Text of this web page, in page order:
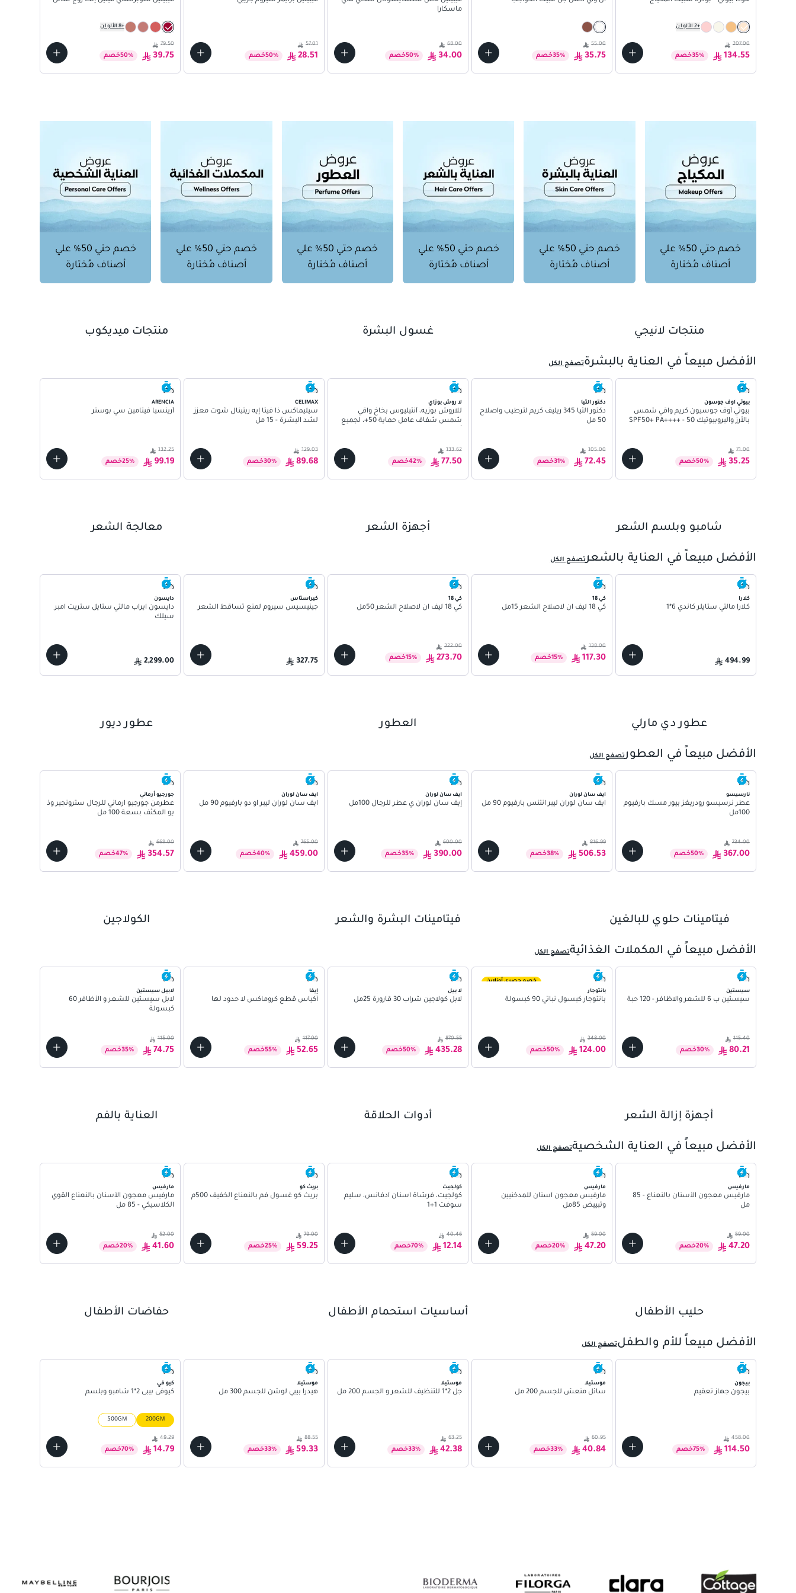
+
2 الألوان
207.00
134.55
35% خصم
55.00
35.75
35% خصم
ماسكارا
68.00
34.00
50% خصم
57.01
28.51
50% خصم
+
8 الألوان
79.50
39.75
50% خصم
خصم حتي 50% علي
أصناف مُختارة
خصم حتي 50% علي
أصناف مُختارة
خصم حتي 50% علي
أصناف مُختارة
خصم حتي 50% علي
أصناف مُختارة
خصم حتي 50% علي
أصناف مُختارة
خصم حتي 50% علي
أصناف مُختارة
منتجات لانيجي غسول البشرة منتجات ميديكوب
الأفضل مبيعاً في العناية بالبشرةتصفح الكل
بيوتي اوف جوسون
بيوتي أوف جوسيون كريم واقي شمس
بالأرز والبروبيوتيك SPF50+ PA++++ - 50
71.00
35.25
50% خصم
دكتور الثيا
دكتور الثيا 345 ريليف كريم لترطيب واصلاح
50 مل
105.00
72.45
31% خصم
لا روش بوزاي
للاروش بوزيه، أنثيليوس بخاخ واقي
شمس شفاف عامل حماية 50+، لجميع
133.62
77.50
42% خصم
CELIMAX
سيليماكس ذا فيتا إيه ريتينال شوت معزز
لشد البشرة - 15 مل
129.03
89.68
30% خصم
ARENCIA
أرينسيا فيتامين سي بوستر
132.25
99.19
25% خصم
شامبو وبلسم الشعر أجهزة الشعر معالجة الشعر
الأفضل مبيعاً في العناية بالشعرتصفح الكل
كلارا
كلارا مالتي ستايلر كاندي 6*1
494.99
كي 18
كي 18 ليف ان لاصلاح الشعر 15مل
138.00
117.30
15% خصم
كي 18
كي 18 ليف ان لاصلاح الشعر 50مل
322.00
273.70
15% خصم
كيراستاس
جينيسيس سيروم لمنع تساقط الشعر
327.75
دايسون
دايسون ايراب مالتي ستايل ستريت امبر
سيلك
2,299.00
عطور دي مارلي العطور عطور ديور
الأفضل مبيعاً في العطورتصفح الكل
نارسيسو
عطر نرسيسو رودريغز بيور مسك بارفيوم
100مل
734.00
367.00
50% خصم
ايف سان لوران
ايف سان لوران ليبر انتنس بارفيوم 90 مل
816.99
506.53
38% خصم
ايف سان لوران
إيف سان لوران ي عطر للرجال 100مل
600.00
390.00
35% خصم
ايف سان لوران
ايف سان لوران ليبر او دو بارفيوم 90 مل
765.00
459.00
40% خصم
جورجيو أرماني
عطرمن جورجيو ارماني للرجال سترونجير وذ
يو المكثف بسعة 100 مل
669.00
354.57
47% خصم
فيتامينات حلوي للبالغين فيتامينات البشرة والشعر الكولاجين
الأفضل مبيعاً في المكملات الغذائيةتصفح الكل
سيستين
سيستين ب 6 للشعر والاظافر - 120 حبة
115.40
80.21
30% خصم
خصم حصري أونلاين
بانتوجار
بانتوجار كبسول نباتي 90 كبسولة
248.00
124.00
50% خصم
لا بيل
لابل كولاجين شراب 30 قارورة 25مل
870.55
435.28
50% خصم
إيفا
أكياس قطع كروماكس لا حدود لها
117.00
52.65
55% خصم
لابيل سيستين
لابل سيستين للشعر و الأظافر 60
كبسولة
115.00
74.75
35% خصم
أجهزة إزالة الشعر أدوات الحلاقة العناية بالفم
الأفضل مبيعاً في العناية الشخصيةتصفح الكل
مارفيس
مارفيس معجون الأسنان بالنعناع - 85
مل
59.00
47.20
20% خصم
مارفيس
مارفيس معجون أسنان للمدخنيين
وتبييض 85مل
59.00
47.20
20% خصم
كولجيت
كولجيت، فرشاة أسنان أدفانس، سليم
سوفت 1+1
40.46
12.14
70% خصم
بريث كو
بريث كو غسول فم بالنعناع الخفيف 500م
79.00
59.25
25% خصم
مارفيس
مارفيس معجون الأسنان بالنعناع القوي
الكلاسيكي - 85 مل
52.00
41.60
20% خصم
حليب الأطفال أساسيات استحمام الأطفال حفاضات الأطفال
الأفضل مبيعاً للأم والطفلتصفح الكل
بيجون
بيجون جهاز تعقيم
458.00
114.50
75% خصم
موستيلا
سائل منعش للجسم 200 مل
60.95
40.84
33% خصم
موستيلا
جل 2*1 للتنظيف للشعر و الجسم 200 مل
63.25
42.38
33% خصم
موستيلا
هيدرا بيبي لوشن للجسم 300 مل
88.55
59.33
33% خصم
كيو في
كيوفى بيبى 2*1 شامبو وبلسم
200GM
500GM
49.29
14.79
70% خصم